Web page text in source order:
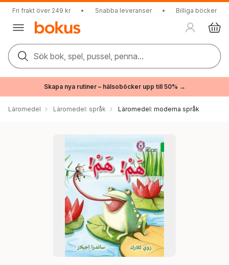
Fri frakt över 249 kr • Snabba leveranser • Billiga böcker
Sök bok, spel, pussel, penna...
Skapa nya rutiner – hälsoböcker upp till 50% →
Läromedel Läromedel: språk Läromedel: moderna språk